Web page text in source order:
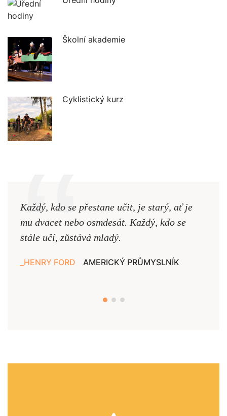
Školní akademie
Cyklistický kurz
Každý, kdo se přestane učit, je starý, ať je
mu dvacet nebo osmdesát. Každý, kdo se
stále učí, zůstává mladý.
HENRY FORD AMERICKÝ PRŮMYSLNÍK